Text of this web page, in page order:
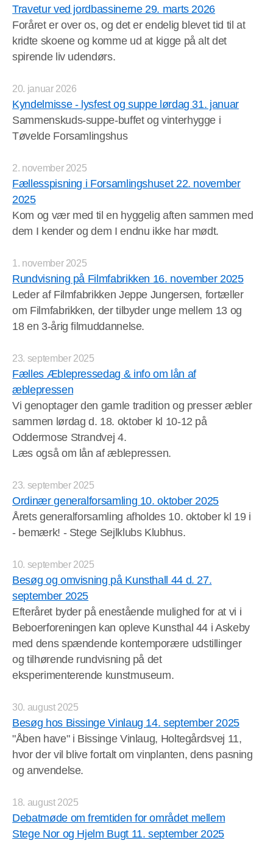
Travetur ved jordbassinerne 29. marts 2026
Foråret er over os, og det er endelig blevet tid til at
kridte skoene og komme ud at kigge på alt det
spirende liv udendørs.
20. januar 2026
Kyndelmisse - lysfest og suppe lørdag 31. januar
Sammenskuds-suppe-buffet og vinterhygge i
Tøvelde Forsamlingshus
2. november 2025
Fællesspisning i Forsamlingshuset 22. november
2025
Kom og vær med til en hyggelig aften sammen med
dem I kender og dem I endnu ikke har mødt.
1. november 2025
Rundvisning på Filmfabrikken 16. november 2025
Leder af Filmfabrikken Jeppe Jungersen, fortæller
om Filmfabrikken, der tilbyder unge mellem 13 og
18 en 3-årig filmuddannelse.
23. september 2025
Fælles Æblepressedag & info om lån af
æblepressen
Vi genoptager den gamle tradition og presser æbler
sammen lørdag d. 18. oktober kl 10-12 på
Oddermose Strandvej 4.
Læs også om lån af æblepressen.
23. september 2025
Ordinær generalforsamling 10. oktober 2025
Årets generalforsamling afholdes 10. oktober kl 19 i
- bemærk! - Stege Sejlklubs Klubhus.
10. september 2025
Besøg og omvisning på Kunsthall 44 d. 27.
september 2025
Efteråret byder på enestående mulighed for at vi i
Beboerforeningen kan opleve Kunsthal 44 i Askeby
med dens spændende kontemporære udstillinger
og tilhørende rundvisning på det
eksperimenterende kunstmuseum.
30. august 2025
Besøg hos Bissinge Vinlaug 14. september 2025
"Åben have" i Bissinge Vinlaug, Holtegårdsvej 11,
hvor der vil blive fortalt om vinplanten, dens pasning
og anvendelse.
18. august 2025
Debatmøde om fremtiden for området mellem
Stege Nor og Hjelm Bugt 11. september 2025